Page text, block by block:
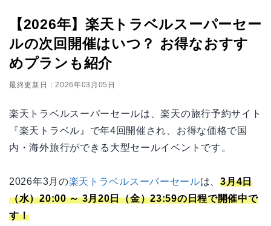
【2026年】楽天トラベルスーパーセー
ルの次回開催はいつ？ お得なおすす
めプランも紹介
最終更新日：2026年03月05日
楽天トラベルスーパーセールは、楽天の旅行予約サイト
『楽天トラベル』で年4回開催され、お得な価格で国
内・海外旅行ができる大型セールイベントです。
2026年3月の楽天トラベルスーパーセールは、3月4日
（水）20:00 ～ 3月20日（金）23:59の日程で開催中で
す！